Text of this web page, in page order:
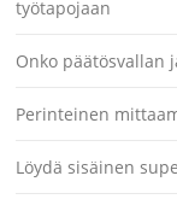
työtapojaan
Onko päätösvallan
Perinteinen
Löydä sisäinen